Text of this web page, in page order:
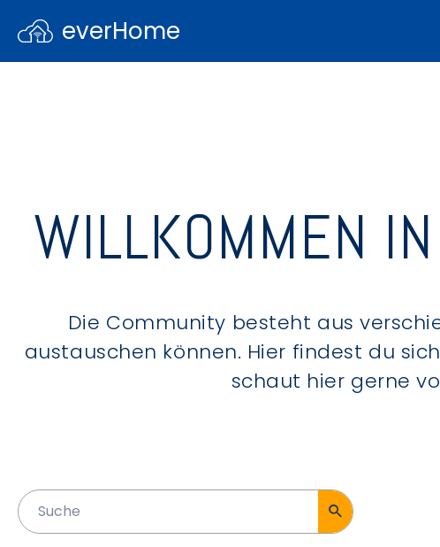
everHome
WILLKOMMEN
Die Community besteht aus
austauschen können. Hier findest du
schaut hier gerne